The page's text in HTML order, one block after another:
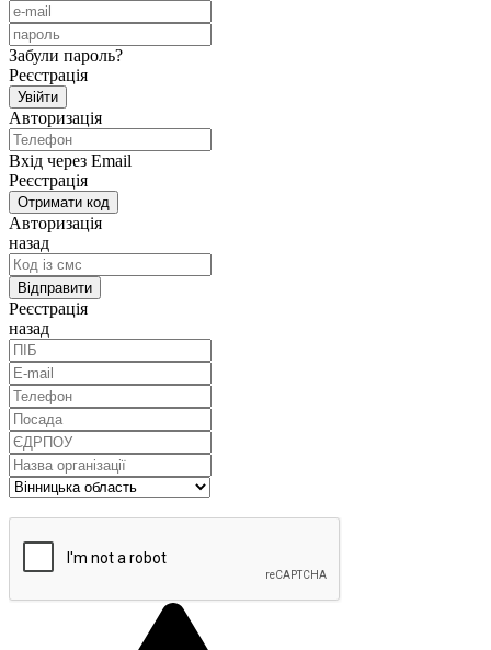
Забули пароль?
Реєстрація
Авторизація
Вхід через Email
Реєстрація
Авторизація
назад
Реєстрація
назад